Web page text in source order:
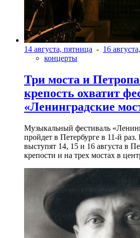
14 августа, пятница - 16
концерты
Три моста и
крепость охватит
«Ленинградские
Музыкальный фестиваль
пройдет в Петербурге в 11-й
выступят 14, 15 и 16 августа в
крепости и на трех мостах в